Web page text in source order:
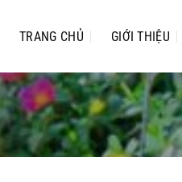
TRANG CHỦ GIỚI THIỆU